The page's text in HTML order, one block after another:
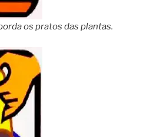
os pratos das plantas.